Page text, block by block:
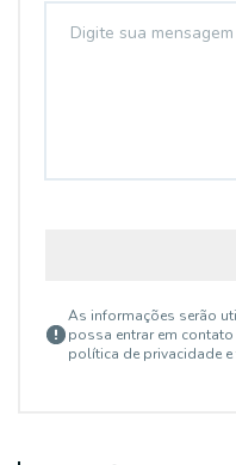
As informações serão
possa entrar em
política de privacidade